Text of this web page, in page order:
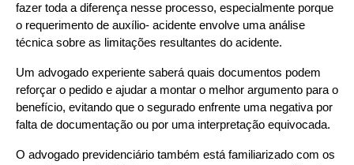
fazer toda a diferença nesse processo, especialmente porque
o requerimento de auxílio- acidente envolve uma análise
técnica sobre as limitações resultantes do acidente.
Um advogado experiente saberá quais documentos podem
reforçar o pedido e ajudar a montar o melhor argumento para o
benefício, evitando que o segurado enfrente uma negativa por
falta de documentação ou por uma interpretação equivocada.
O advogado previdenciário também está familiarizado com os